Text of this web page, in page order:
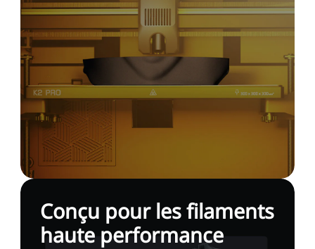
Conçu pour les filaments
haute performance